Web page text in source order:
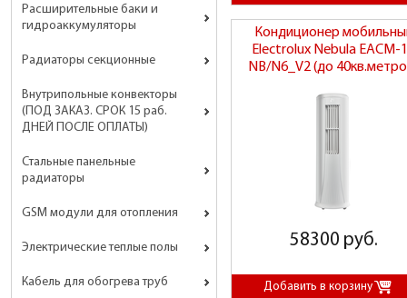
Расширительные баки и
гидроаккумуляторы
Радиаторы секционные
Внутрипольные конвекторы
(ПОД ЗАКАЗ. СРОК 15 раб.
ДНЕЙ ПОСЛЕ ОПЛАТЫ)
Стальные панельные
радиаторы
GSM модули для отопления
Электрические теплые полы
Кабель для обогрева труб
Кондиционер
Electrolux Nebula EACM-
NB/N6_V2 (до
58300 руб.